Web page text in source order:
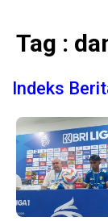
Tag :
Indeks